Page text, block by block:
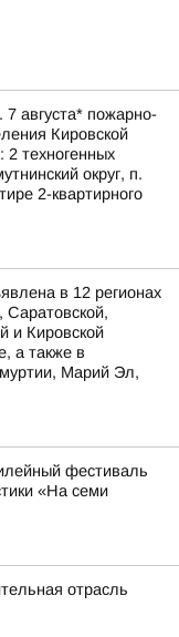
августа* пожарно-
Кировской
2 техногенных
округ, п.
2-квартирного
в 12 регионах
и Кировской
а также в
Марий Эл,
фестиваль
«На семи
отрасль